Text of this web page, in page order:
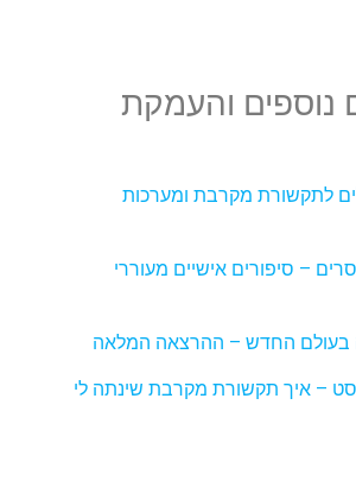
נוספים והעמקת
52 כלים לתקשורת מקרבת ומערכות
20 המסרים – סיפורים אישיים מעוררי
בעולם החדש – ההרצאה המלאה
– איך תקשורת מקרבת שינתה לי